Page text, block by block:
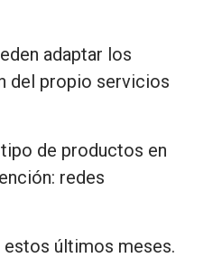
adaptar los
del propio servicios
de productos en
redes
últimos meses.